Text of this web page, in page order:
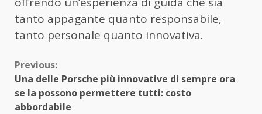
tanto appagante quanto responsabile,
tanto personale quanto innovativa.
Continue
Reading
Previous:
Una delle Porsche più innovative di sempre ora
se la possono permettere tutti: costo
abbordabile